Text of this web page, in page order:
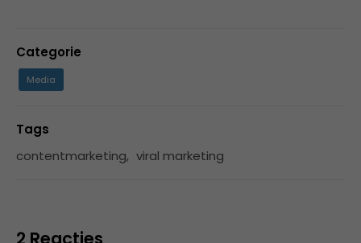
Categorie
Media
Tags
contentmarketing, viral marketing